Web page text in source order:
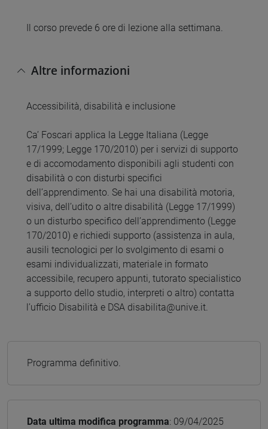
Il corso prevede 6 ore di lezione alla settimana.
Altre informazioni
Accessibilità, disabilità e inclusione
Ca’ Foscari applica la Legge Italiana (Legge
17/1999; Legge 170/2010) per i servizi di supporto
e di accomodamento disponibili agli studenti con
disabilità o con disturbi specifici
dell’apprendimento. Se hai una disabilità motoria,
visiva, dell’udito o altre disabilità (Legge 17/1999)
o un disturbo specifico dell’apprendimento (Legge
170/2010) e richiedi supporto (assistenza in aula,
ausili tecnologici per lo svolgimento di esami o
esami individualizzati, materiale in formato
accessibile, recupero appunti, tutorato specialistico
a supporto dello studio, interpreti o altro) contatta
l’ufficio Disabilità e DSA disabilita@unive.it.
Programma definitivo.
Data ultima modifica programma: 09/04/2025